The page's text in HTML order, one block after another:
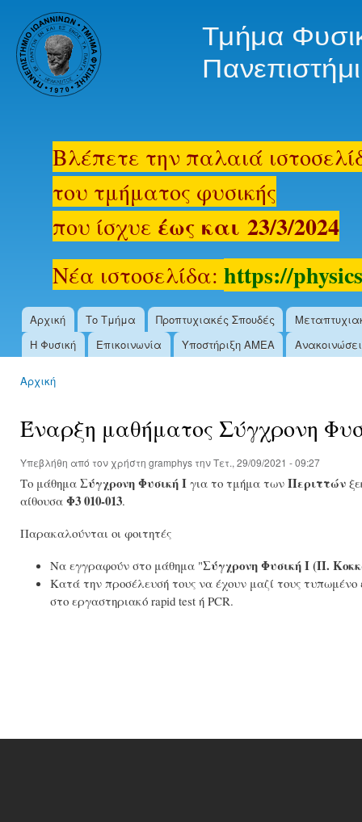
oldsite.physics.uoi.gr
Βλέπετε την παλαιά
του τμήματος φυσικής
που ίσχυε έως και 23/3/2024
Νέα ιστοσελίδα:https://
Main menu
Αρχική Το Τμήμα Προπτυχιακές Σπουδές
Η Φυσική
Επικοινωνία Υποστήριξη ΑΜΕΑ
Αρχική
Έναρξη μαθήματος Σύγχρονη
Υπεβλήθη από τον χρήστη gramphys την Τετ., 29/09/2021 - 09:27
Το μάθημα Σύγχρονη Φυσική Ι για το τμήμα των Περιττών
αίθουσα Φ3 010-013.
Παρακαλούνται οι φοιτητές
Να εγγραφούν στο μάθημα "Σύγχρονη Φυσική Ι (Π.
Κατά την προσέλευσή τους να έχουν μαζί τους τυπωμένο
στο εργαστηριακό rapid test ή PCR.